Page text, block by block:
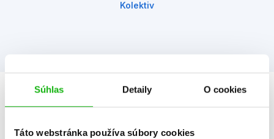
Súhlas Detaily O cookies
Táto webstránka používa súbory cookies
Kolektiv
Informácie